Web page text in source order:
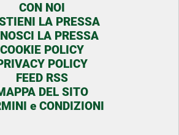
CON NOI
LA PRESSA
LA PRESSA
COOKIE POLICY
POLICY
FEED RSS
DEL SITO
e CONDIZIONI